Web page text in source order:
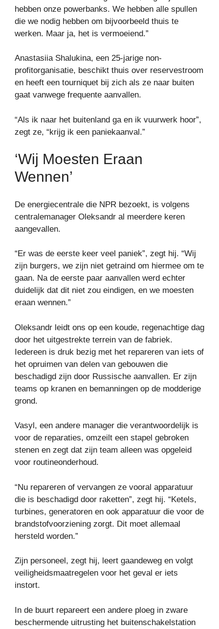
hebben onze powerbanks. We hebben alle spullen
die we nodig hebben om bijvoorbeeld thuis te
werken. Maar ja, het is vermoeiend.”
Anastasiia Shalukina, een 25-jarige non-
profitorganisatie, beschikt thuis over reservestroom
en heeft een tourniquet bij zich als ze naar buiten
gaat vanwege frequente aanvallen.
“Als ik naar het buitenland ga en ik vuurwerk hoor”,
zegt ze, “krijg ik een paniekaanval.”
‘Wij Moesten Eraan
Wennen’
De energiecentrale die NPR bezoekt, is volgens
centralemanager Oleksandr al meerdere keren
aangevallen.
“Er was de eerste keer veel paniek”, zegt hij. “Wij
zijn burgers, we zijn niet getraind om hiermee om te
gaan. Na de eerste paar aanvallen werd echter
duidelijk dat dit niet zou eindigen, en we moesten
eraan wennen.”
Oleksandr leidt ons op een koude, regenachtige dag
door het uitgestrekte terrein van de fabriek.
Iedereen is druk bezig met het repareren van iets of
het opruimen van delen van gebouwen die
beschadigd zijn door Russische aanvallen. Er zijn
teams op kranen en bemanningen op de modderige
grond.
Vasyl, een andere manager die verantwoordelijk is
voor de reparaties, omzeilt een stapel gebroken
stenen en zegt dat zijn team alleen was opgeleid
voor routineonderhoud.
“Nu repareren of vervangen ze vooral apparatuur
die is beschadigd door raketten”, zegt hij. “Ketels,
turbines, generatoren en ook apparatuur die voor de
brandstofvoorziening zorgt. Dit moet allemaal
hersteld worden.”
Zijn personeel, zegt hij, leert gaandeweg en volgt
veiligheidsmaatregelen voor het geval er iets
instort.
In de buurt repareert een andere ploeg in zware
beschermende uitrusting het buitenschakelstation